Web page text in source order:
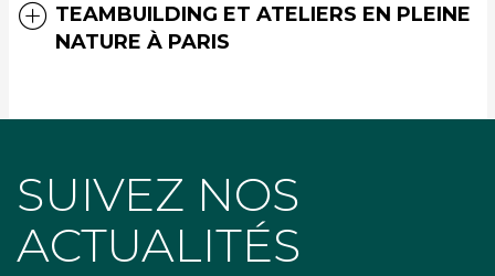
TEAMBUILDING ET ATELIERS EN PLEINE
NATURE À PARIS
SUIVEZ NOS
ACTUALITÉS